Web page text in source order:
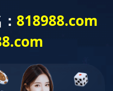
星空网页版 产品中